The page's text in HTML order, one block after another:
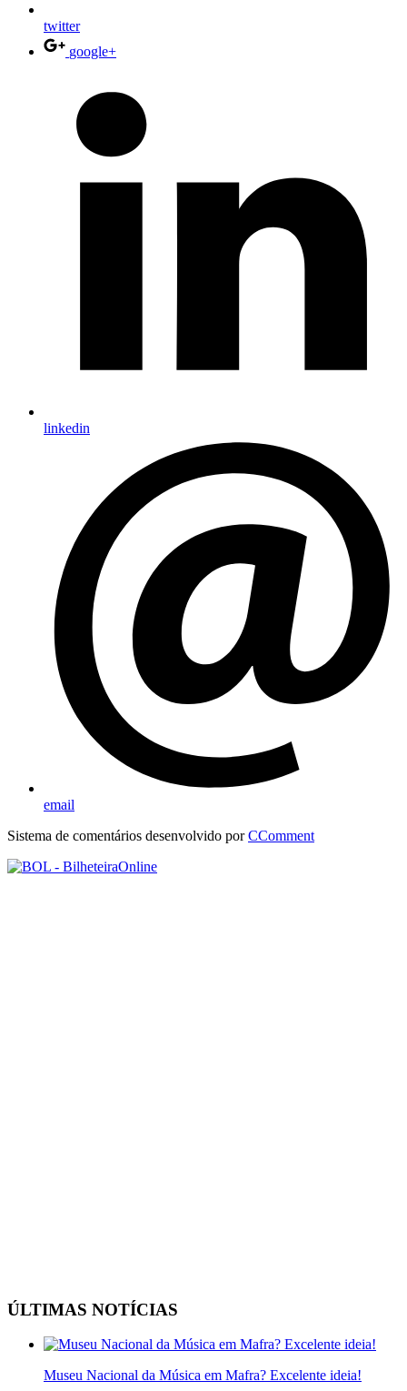
twitter
google+
linkedin
email
Sistema de comentários desenvolvido porCComment
ÚLTIMAS NOTÍCIAS
Museu Nacional da Música em Mafra? Excelente ideia!